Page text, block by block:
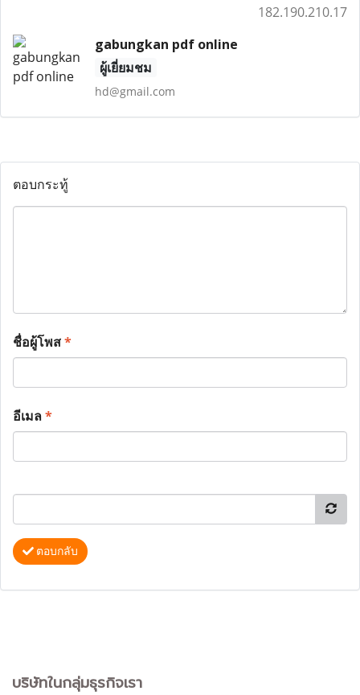
182.190.210.17
gabungkan pdf online
ผู้เยี่ยมชม
hd@gmail.com
ตอบกระทู้
ชื่อผู้โพส*
อีเมล*
ตอบกลับ
บริษัทในกลุ่มธุรกิจเรา